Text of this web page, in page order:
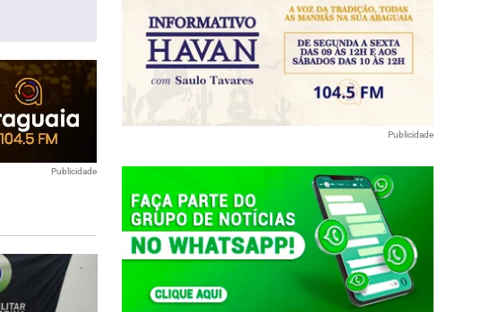
Publicidade
Publicidade